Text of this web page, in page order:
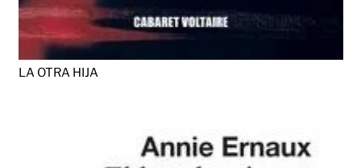
LA OTRA HIJA